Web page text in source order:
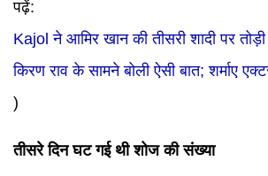
पढ़ें:
Kajol ने आमिर खान की तीसरी शादी पर
किरण राव के सामने बोली ऐसी बात; शर्माए
)
तीसरे दिन घट गई थी शोज की संख्या